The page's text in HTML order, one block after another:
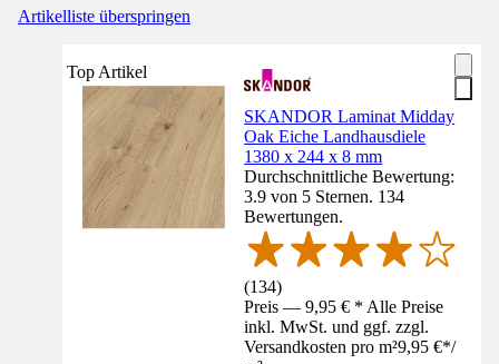
Artikelliste überspringen
Top Artikel
SKANDOR Laminat Midday
Oak Eiche Landhausdiele
1380 x 244 x 8 mm
Durchschnittliche Bewertung:
3.9 von 5 Sternen. 134
Bewertungen.
(134)
Preis — 9,95 € * Alle Preise
inkl. MwSt. und ggf. zzgl.
Versandkosten pro m²9,95 €*/